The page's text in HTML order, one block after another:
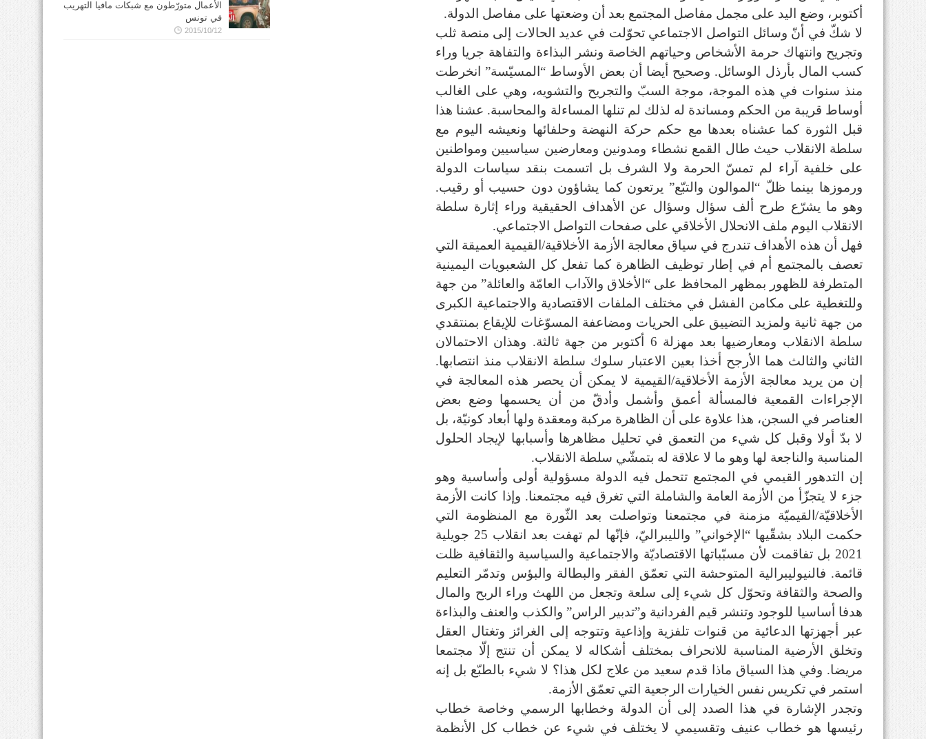
أكتوبر، وضع اليد على مجمل مفاصل المجتمع بعد أن وضعتها على مفاصل الدولة.
لا شكّ في أنّ وسائل التواصل الاجتماعي تحوّلت في عديد الحالات إلى منصة ثلب
وتجريح وانتهاك حرمة الأشخاص وحياتهم الخاصة ونشر البذاءة والتفاهة جريا وراء
كسب المال بأرذل الوسائل. وصحيح أيضا أن بعض الأوساط “المسيّسة” انخرطت
منذ سنوات في هذه الموجة، موجة السبّ والتجريح والتشويه، وهي على الغالب
أوساط قريبة من الحكم ومساندة له لذلك لم تنلها المساءلة والمحاسبة. عشنا هذا
قبل الثورة كما عشناه بعدها مع حكم حركة النهضة وحلفائها ونعيشه اليوم مع
سلطة الانقلاب حيث طال القمع نشطاء ومدونين ومعارضين سياسيين ومواطنين
على خلفية آراء لم تمسّ الحرمة ولا الشرف بل اتسمت بنقد سياسات الدولة
ورموزها بينما ظلّ “الموالون والتبّع” يرتعون كما يشاؤون دون حسيب أو رقيب.
وهو ما يشرّع طرح ألف سؤال وسؤال عن الأهداف الحقيقية وراء إثارة سلطة
الانقلاب اليوم ملف الانحلال الأخلاقي على صفحات التواصل الاجتماعي.
فهل أن هذه الأهداف تندرج في سياق معالجة الأزمة الأخلاقية/القيمية العميقة التي
تعصف بالمجتمع أم في إطار توظيف الظاهرة كما تفعل كل الشعبويات اليمينية
المتطرفة للظهور بمظهر المحافظ على “الأخلاق والآداب العامّة والعائلة” من جهة
وللتغطية على مكامن الفشل في مختلف الملفات الاقتصادية والاجتماعية الكبرى
من جهة ثانية ولمزيد التضييق على الحريات ومضاعفة المسوّغات للإيقاع بمنتقدي
سلطة الانقلاب ومعارضيها بعد مهزلة 6 أكتوبر من جهة ثالثة. وهذان الاحتمالان
الثاني والثالث هما الأرجح أخذا بعين الاعتبار سلوك سلطة الانقلاب منذ انتصابها.
إن من يريد معالجة الأزمة الأخلاقية/القيمية لا يمكن أن يحصر هذه المعالجة في
الإجراءات القمعية فالمسألة أعمق وأشمل وأدقّ من أن يحسمها وضع بعض
العناصر في السجن، هذا علاوة على أن الظاهرة مركبة ومعقدة ولها أبعاد كونيّة، بل
لا بدّ أولا وقبل كل شيء من التعمق في تحليل مظاهرها وأسبابها لإيجاد الحلول
المناسبة والناجعة لها وهو ما لا علاقة له بتمشّي سلطة الانقلاب.
إن التدهور القيمي في المجتمع تتحمل فيه الدولة مسؤولية أولى وأساسية وهو
جزء لا يتجزّأ من الأزمة العامة والشاملة التي تغرق فيه مجتمعنا. وإذا كانت الأزمة
الأخلاقيّة/القيميّة مزمنة في مجتمعنا وتواصلت بعد الثّورة مع المنظومة التي
حكمت البلاد بشقّيها “الإخواني” والليبراليّ، فإنّها لم تهفت بعد انقلاب 25 جويلية
2021 بل تفاقمت لأن مسبّباتها الاقتصاديّة والاجتماعية والسياسية والثقافية ظلت
قائمة. فالنيوليبرالية المتوحشة التي تعمّق الفقر والبطالة والبؤس وتدمّر التعليم
والصحة والثقافة وتحوّل كل شيء إلى سلعة وتجعل من اللهث وراء الربح والمال
هدفا أساسيا للوجود وتنشر قيم الفردانية و”تدبير الراس” والكذب والعنف والبذاءة
عبر أجهزتها الدعائية من قنوات تلفزية وإذاعية وتتوجه إلى الغرائز وتغتال العقل
وتخلق الأرضية المناسبة للانحراف بمختلف أشكاله لا يمكن أن تنتج إلّا مجتمعا
مريضا. وفي هذا السياق ماذا قدم سعيد من علاج لكل هذا؟ لا شيء بالطبّع بل إنه
استمر في تكريس نفس الخيارات الرجعية التي تعمّق الأزمة.
وتجدر الإشارة في هذا الصدد إلى أن الدولة وخطابها الرسمي وخاصة خطاب
رئيسها هو خطاب عنيف وتقسيمي لا يختلف في شيء عن خطاب كل الأنظمة
الأعمال متورّطون مع شبكات مافيا التهريب
في تونس
2015/10/12